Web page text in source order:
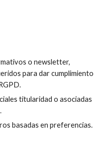
o newsletter,
para dar cumplimiento
titularidad o asociadas
basadas en preferencias.